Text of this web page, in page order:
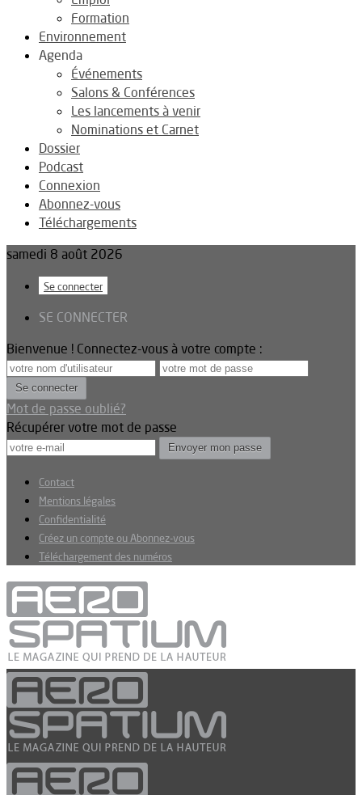
Formation
Environnement
Agenda
Événements
Salons & Conférences
Les lancements à venir
Nominations et Carnet
Dossier
Podcast
Connexion
Abonnez-vous
Téléchargements
samedi 8 août 2026
Se connecter
SE CONNECTER
Bienvenue ! Connectez-vous à votre compte :
Mot de passe oublié?
Récupérer votre mot de passe
Contact
Mentions légales
Confidentialité
Créez un compte ou Abonnez-vous
Téléchargement des numéros